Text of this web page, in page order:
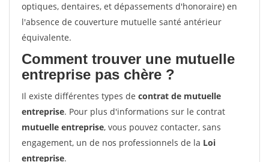
optiques, dentaires, et dépassements d'honoraire) en
l'absence de couverture mutuelle santé antérieur
équivalente.
Comment trouver une mutuelle
entreprise pas chère ?
Il existe différentes types de contrat de mutuelle
entreprise. Pour plus d'informations sur le contrat
mutuelle entreprise, vous pouvez contacter, sans
engagement, un de nos professionnels de la Loi
entreprise.